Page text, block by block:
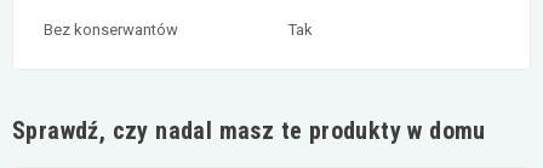
Bez konserwantów Tak
Sprawdź, czy nadal masz te produkty w domu